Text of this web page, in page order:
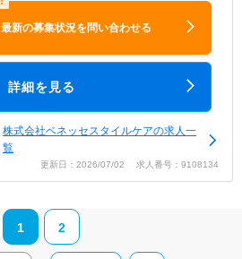
最新の募集状況を問い合わせる
詳細を見る
株式会社ベネッセスタイルケアの求人一
覧
更新日：2026/07/02 求人番号：9108134
1 2